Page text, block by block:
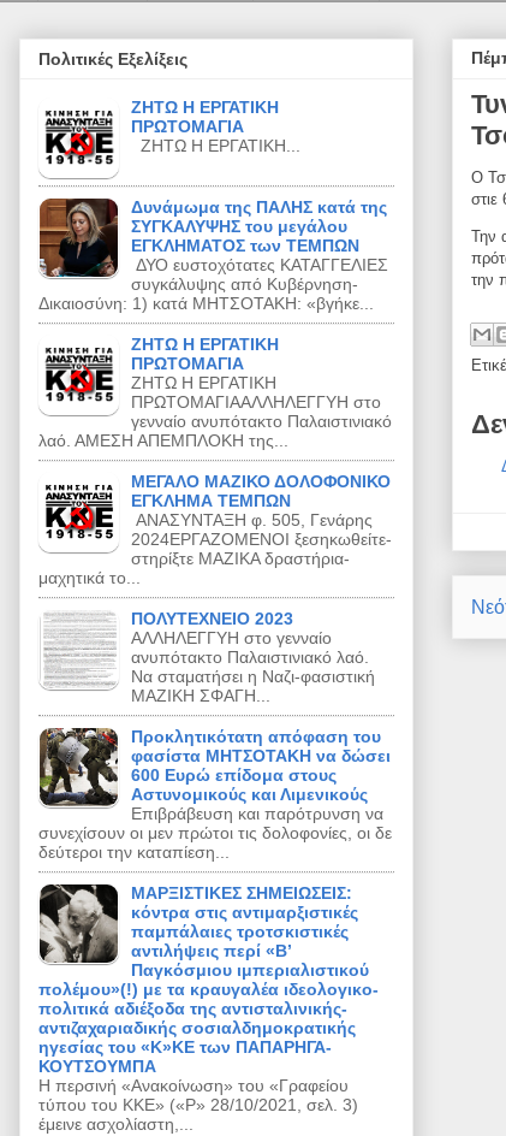
Ο
Την
την
Πολιτικές Εξελίξεις
ΖΗΤΩ Η ΕΡΓΑΤΙΚΗ
ΠΡΩΤΟΜΑΓΙΑ
ΖΗΤΩ Η ΕΡΓΑΤΙΚΗ...
Δυνάμωμα της ΠΑΛΗΣ κατά της
ΣΥΓΚΑΛΥΨΗΣ του μεγάλου
ΕΓΚΛΗΜΑΤΟΣ των ΤΕΜΠΩΝ
ΔΥΟ ευστοχότατες ΚΑΤΑΓΓΕΛΙΕΣ
συγκάλυψης από Κυβέρνηση-
Δικαιοσύνη: 1) κατά ΜΗΤΣΟΤΑΚΗ: «βγήκε...
ΖΗΤΩ Η ΕΡΓΑΤΙΚΗ
ΠΡΩΤΟΜΑΓΙΑ
ΖΗΤΩ Η ΕΡΓΑΤΙΚΗ
ΠΡΩΤΟΜΑΓΙΑΑΛΛΗΛΕΓΓΥΗ στο
γενναίο ανυπότακτο Παλαιστινιακό
λαό. ΑΜΕΣΗ ΑΠΕΜΠΛΟΚΗ της...
ΜΕΓΑΛΟ ΜΑΖΙΚΟ ΔΟΛΟΦΟΝΙΚΟ
ΕΓΚΛΗΜΑ ΤΕΜΠΩΝ
ΑΝΑΣΥΝΤΑΞΗ φ. 505, Γενάρης
2024ΕΡΓΑΖΟΜΕΝΟΙ ξεσηκωθείτε-
στηρίξτε ΜΑΖΙΚΑ δραστήρια-
μαχητικά το...
ΠΟΛΥΤΕΧΝΕΙΟ 2023
ΑΛΛΗΛΕΓΓΥΗ στο γενναίο
ανυπότακτο Παλαιστινιακό λαό.
Να σταματήσει η Ναζι‐φασιστική
ΜΑΖΙΚΗ ΣΦΑΓΗ...
Προκλητικότατη απόφαση του
φασίστα ΜΗΤΣΟΤΑΚΗ να δώσει
600 Ευρώ επίδομα στους
Αστυνομικούς και Λιμενικούς
Επιβράβευση και παρότρυνση να
συνεχίσουν οι μεν πρώτοι τις δολοφονίες, οι δε
δεύτεροι την καταπίεση...
ΜΑΡΞΙΣΤΙΚΕΣ ΣΗΜΕΙΩΣΕΙΣ:
κόντρα στις αντιμαρξιστικές
παμπάλαιες τροτσκιστικές
αντιλήψεις περί «Β’
Παγκόσμιου ιμπεριαλιστικού
πολέμου»(!) με τα κραυγαλέα ιδεολογικο-
πολιτικά αδιέξοδα της αντισταλινικής-
αντιζαχαριαδικής σοσιαλδημοκρατικής
ηγεσίας του «Κ»ΚΕ των ΠΑΠΑΡΗΓΑ-
ΚΟΥΤΣΟΥΜΠΑ
Η περσινή «Ανακοίνωση» του «Γραφείου
τύπου του ΚΚΕ» («Ρ» 28/10/2021, σελ. 3)
έμεινε ασχολίαστη,...